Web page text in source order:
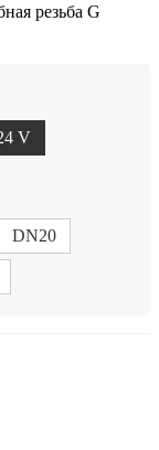
резьба G
V
DN20